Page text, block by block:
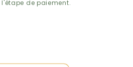
de paiement.